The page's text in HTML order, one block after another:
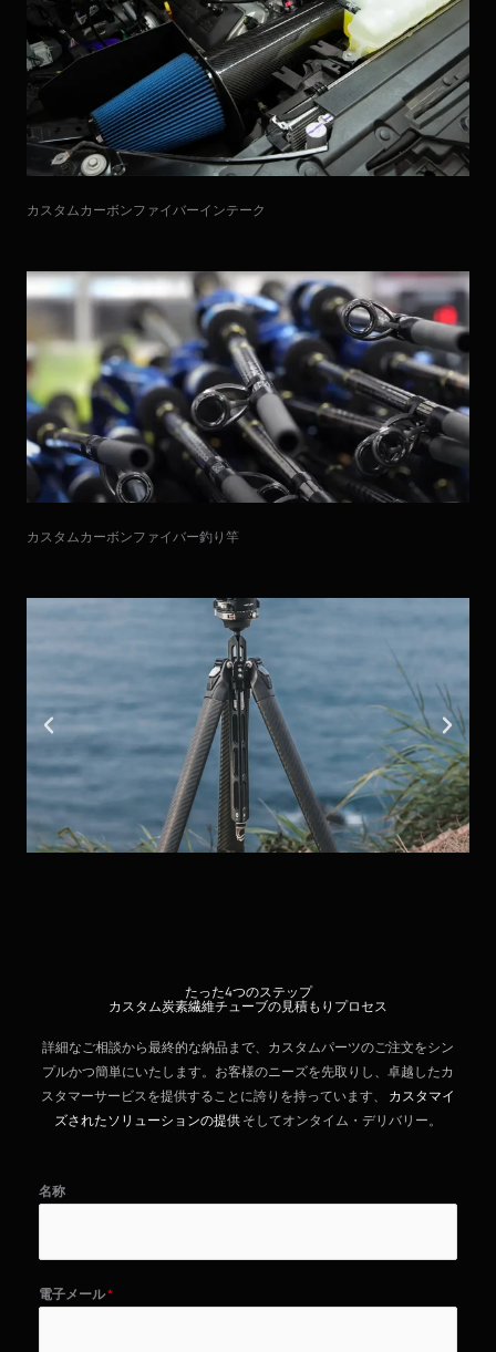
カスタムカーボンファイバーインテーク
カスタムカーボンファイバー釣り竿
たった4つのステップ
カスタム炭素繊維チューブの見積もりプロセス
詳細なご相談から最終的な納品まで、カスタムパーツのご注文をシン
プルかつ簡単にいたします。お客様のニーズを先取りし、卓越したカ
スタマーサービスを提供することに誇りを持っています、 カスタマイ
ズされたソリューションの提供そしてオンタイム・デリバリー。
名称
電子メール*